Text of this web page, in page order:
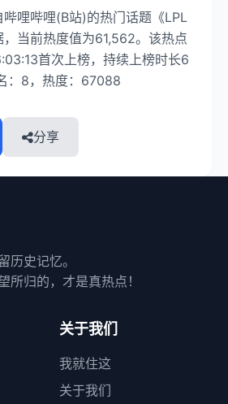
哩哔哩(B站)的热门话题《LPL
当前热度值为61,562。该热点
首次上榜，持续上榜时长6
：8，热度：67088
分享
历史记忆。
所归的，才是真热点！
关于我们
我就住这
关于我们